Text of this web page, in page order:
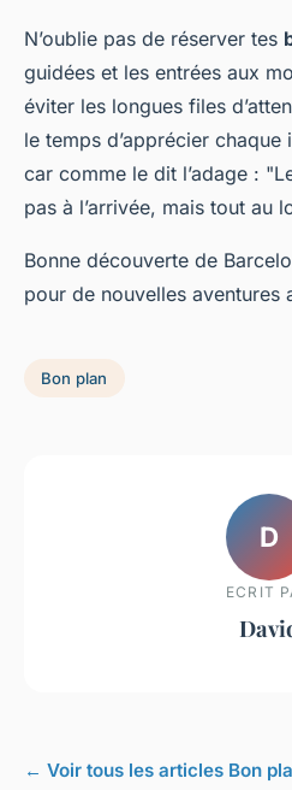
N’oublie pas de réserver tes
guidées et les entrées aux
éviter les longues files
le temps d’apprécier
car comme le dit l’adage :
pas à l’arrivée, mais tout au
Bonne découverte de
pour de nouvelles aventures
Bon plan
D
ECRIT
← Voir tous les articles Bon